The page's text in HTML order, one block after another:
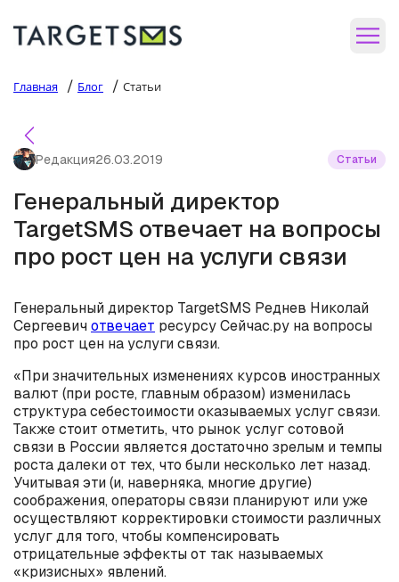
Главная / Блог / Статьи
Редакция26.03.2019 Статьи
Генеральный директор
TargetSMS отвечает на вопросы
про рост цен на услуги связи
Генеральный директор TargetSMS Реднев Николай
Сергеевичотвечает ресурсу Сейчас.ру на вопросы
про рост цен на услуги связи.
«При значительных изменениях курсов иностранных
валют (при росте, главным образом) изменилась
структура себестоимости оказываемых услуг связи.
Также стоит отметить, что рынок услуг сотовой
связи в России является достаточно зрелым и темпы
роста далеки от тех, что были несколько лет назад.
Учитывая эти (и, наверняка, многие другие)
соображения, операторы связи планируют или уже
осуществляют корректировки стоимости различных
услуг для того, чтобы компенсировать
отрицательные эффекты от так называемых
«кризисных» явлений.